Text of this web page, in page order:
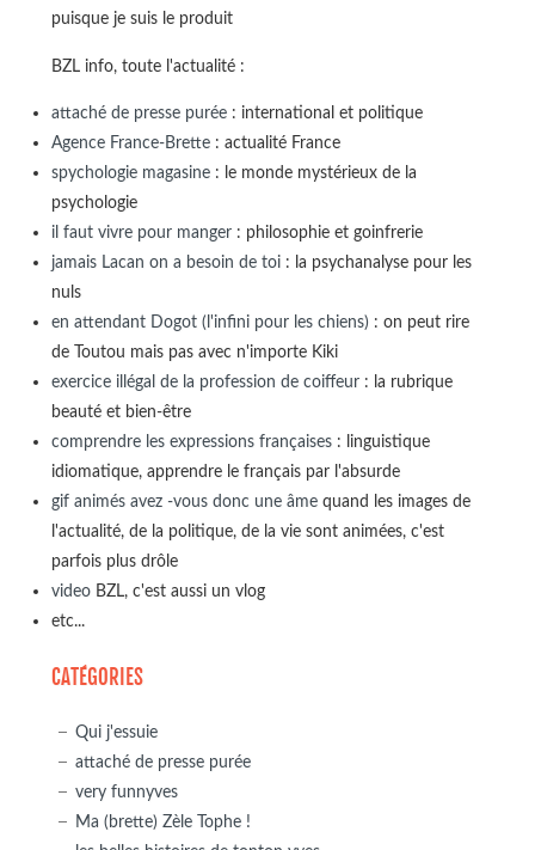
puisque je suis le produit
BZL info, toute l'actualité :
attaché de presse purée: international et politique
Agence France-Brette: actualité France
spychologie magasine: le monde mystérieux de la
psychologie
il faut vivre pour manger: philosophie et goinfrerie
jamais Lacan on a besoin de toi: la psychanalyse pour les
nuls
en attendant Dogot (l'infini pour les chiens): on peut rire
de Toutou mais pas avec n'importe Kiki
exercice illégal de la profession de coiffeur: la rubrique
beauté et bien-être
comprendre les expressions françaises: linguistique
idiomatique, apprendre le français par l'absurde
gif animés avez -vous donc une âmequand les images de
l'actualité, de la politique, de la vie sont animées, c'est
parfois plus drôle
videoBZL, c'est aussi un vlog
etc...
CATÉGORIES
Qui j'essuie
attaché de presse purée
very funnyves
Ma (brette) Zèle Tophe !